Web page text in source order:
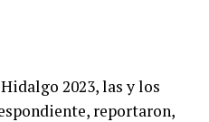
2023, las y los
reportaron,